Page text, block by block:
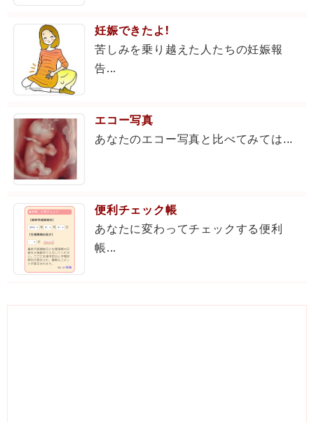
妊娠できたよ!
苦しみを乗り越えた人たちの妊娠報
告...
エコー写真
あなたのエコー写真と比べてみては...
便利チェック帳
あなたに変わってチェックする便利
帳...